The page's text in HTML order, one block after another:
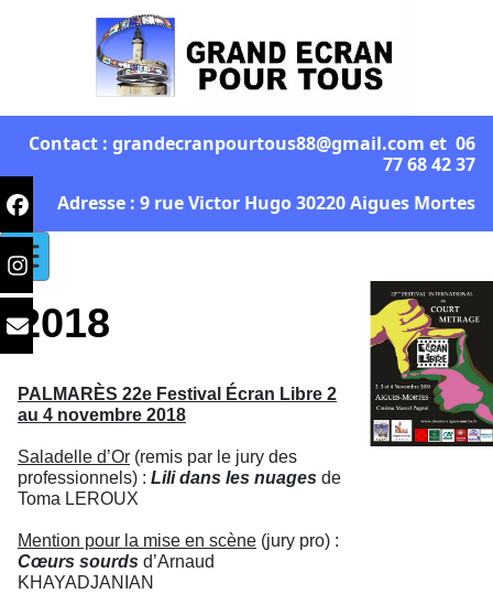
Contact : grandecranpourtous88@gmail.com et 06
77 68 42 37
Adresse : 9 rue Victor Hugo 30220 Aigues Mortes
2018
PALMARÈS 22e Festival Écran Libre 2
au 4 novembre 2018
Saladelle d’Or (remis par le jury des
professionnels) : Lili dans les nuages de
Toma LEROUX
Mention pour la mise en scène (jury pro) :
Cœurs sourds d’Arnaud
KHAYADJANIAN